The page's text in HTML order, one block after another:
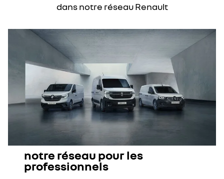
dans notre réseau Renault
notre réseau pour les
professionnels